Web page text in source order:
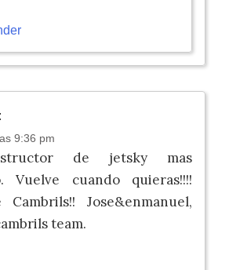
9:36 pm
de jetsky mas
Vuelve cuando quieras!!!!
Cambrils!! Jose&enmanuel,
team.